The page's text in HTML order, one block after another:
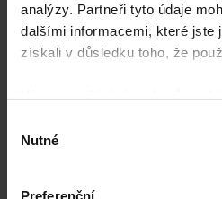
analýzy. Partneři tyto údaje
dalšími informacemi, které jste
získali v důsledku toho, že
souhlasu
Nutné
Preferenční
Platíte pohodlně a bezpečně přes